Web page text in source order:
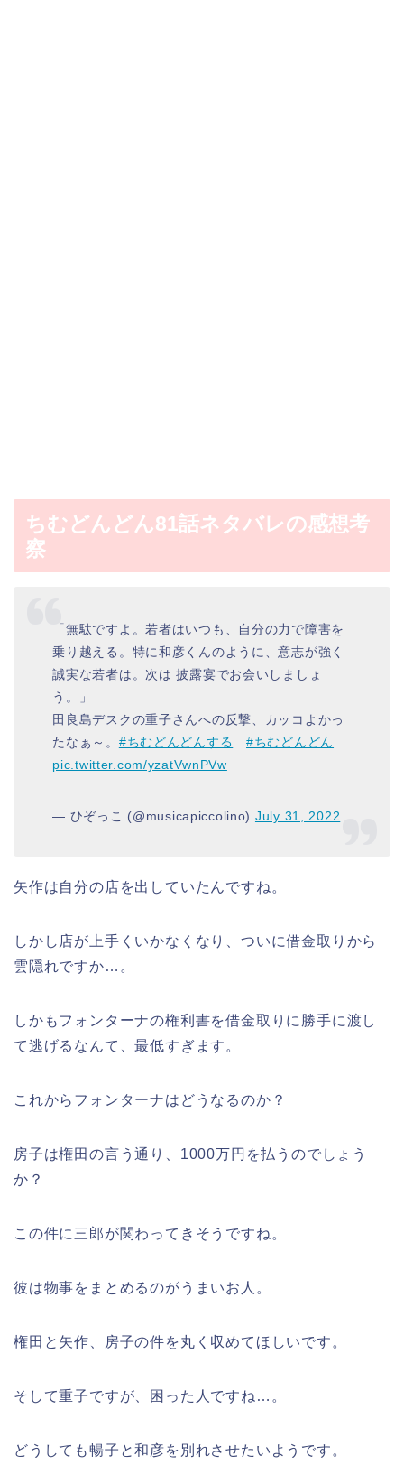
ちむどんどん81話ネタバレの感想考
察
「無駄ですよ。若者はいつも、自分の力で障害を
乗り越える。特に和彦くんのように、意志が強く
誠実な若者は。次は 披露宴でお会いしましょ
う。」
田良島デスクの重子さんへの反撃、カッコよかっ
たなぁ～。 #ちむどんどんする
#ちむどんどん
pic.twitter.com/yzatVwnPVw
— ひぞっこ (@musicapiccolino) July 31, 2022
矢作は自分の店を出していたんですね。
しかし店が上手くいかなくなり、ついに借金取りから
雲隠れですか…。
しかもフォンターナの権利書を借金取りに勝手に渡し
て逃げるなんて、最低すぎます。
これからフォンターナはどうなるのか？
房子は権田の言う通り、1000万円を払うのでしょう
か？
この件に三郎が関わってきそうですね。
彼は物事をまとめるのがうまいお人。
権田と矢作、房子の件を丸く収めてほしいです。
そして重子ですが、困った人ですね…。
どうしても暢子と和彦を別れさせたいようです。